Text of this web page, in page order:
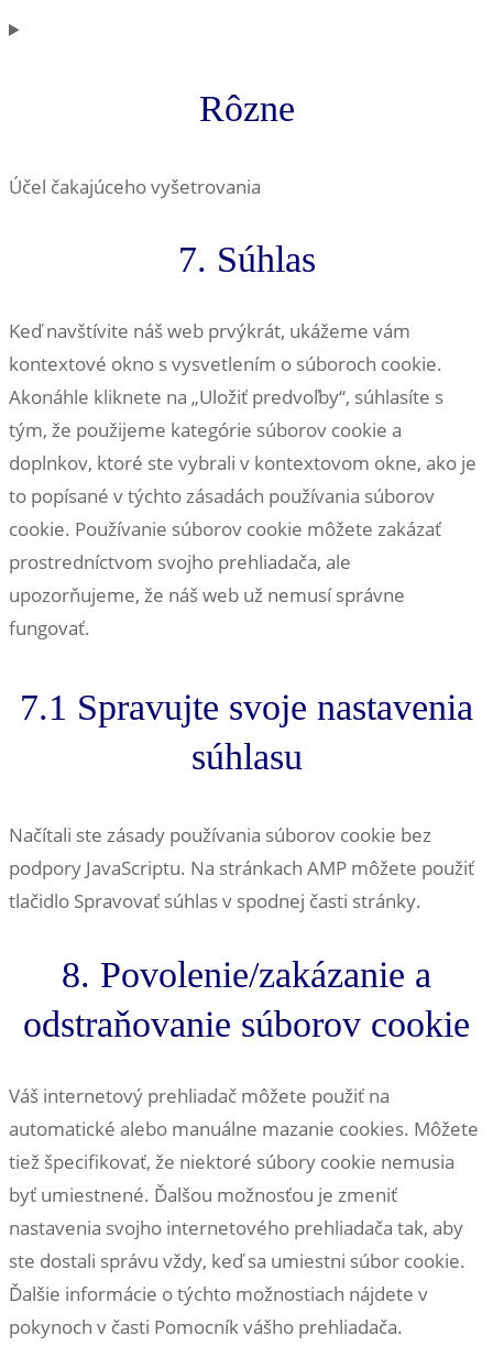
Consent
Rôzne
Účel čakajúceho vyšetrovania
rôzne
7. Súhlas
Keď navštívite náš web prvýkrát, ukážeme vám
kontextové okno s vysvetlením o súboroch cookie.
Akonáhle kliknete na „Uložiť predvoľby“, súhlasíte s
tým, že použijeme kategórie súborov cookie a
doplnkov, ktoré ste vybrali v kontextovom okne, ako je
to popísané v týchto zásadách používania súborov
cookie. Používanie súborov cookie môžete zakázať
prostredníctvom svojho prehliadača, ale
upozorňujeme, že náš web už nemusí správne
fungovať.
7.1 Spravujte svoje nastavenia
súhlasu
Načítali ste zásady používania súborov cookie bez
podpory JavaScriptu. Na stránkach AMP môžete použiť
tlačidlo Spravovať súhlas v spodnej časti stránky.
8. Povolenie/zakázanie a
odstraňovanie súborov cookie
Váš internetový prehliadač môžete použiť na
automatické alebo manuálne mazanie cookies. Môžete
tiež špecifikovať, že niektoré súbory cookie nemusia
byť umiestnené. Ďalšou možnosťou je zmeniť
nastavenia svojho internetového prehliadača tak, aby
ste dostali správu vždy, keď sa umiestni súbor cookie.
Ďalšie informácie o týchto možnostiach nájdete v
pokynoch v časti Pomocník vášho prehliadača.